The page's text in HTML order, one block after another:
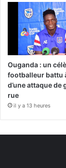
Ouganda : un
footballeur battu
d’une attaque de
rue
il y a 13 heures